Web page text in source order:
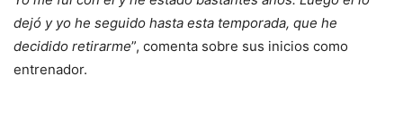
dejó y yo he seguido hasta esta temporada, que he
decidido retirarme”, comenta sobre sus inicios como
entrenador.